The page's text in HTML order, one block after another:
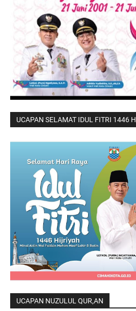
UCAPAN SELAMAT IDUL FITRI 1446 H
UCAPAN NUZULUL QUR,AN